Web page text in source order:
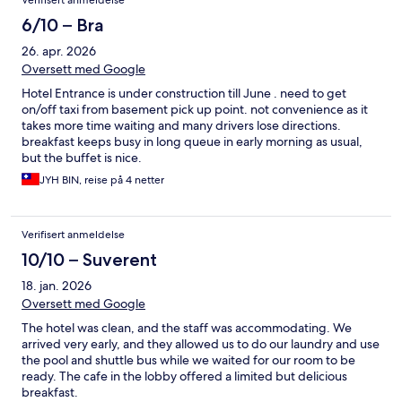
6/10 – Bra
26. apr. 2026
Oversett med Google
Hotel Entrance is under construction till June . need to get
on/off taxi from basement pick up point. not convenience as it
takes more time waiting and many drivers lose directions.
breakfast keeps busy in long queue in early morning as usual,
but the buffet is nice.
JYH BIN, reise på 4 netter
Verifisert anmeldelse
10/10 – Suverent
18. jan. 2026
Oversett med Google
The hotel was clean, and the staff was accommodating. We
arrived very early, and they allowed us to do our laundry and use
the pool and shuttle bus while we waited for our room to be
ready. The cafe in the lobby offered a limited but delicious
breakfast.